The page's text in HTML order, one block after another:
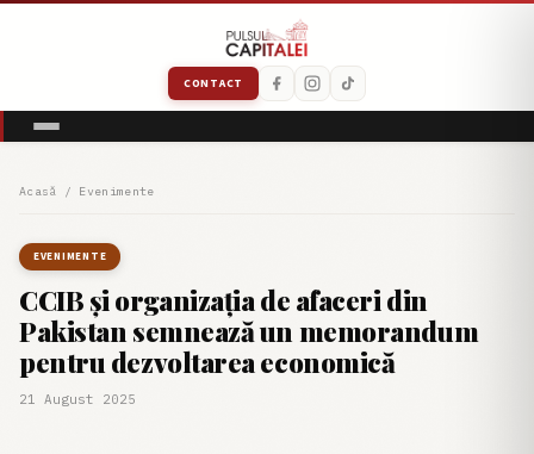
CONTACT
Acasă / Evenimente
EVENIMENTE
CCIB și organizația de afaceri din
Pakistan semnează un memorandum
pentru dezvoltarea economică
21 August 2025